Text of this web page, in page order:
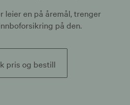
leier en på åremål, trenger
på den.
pris og bestill